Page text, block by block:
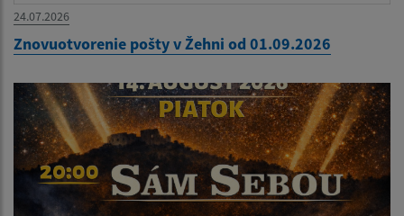
24.07.2026
Znovuotvorenie pošty v Žehni od 01.09.2026